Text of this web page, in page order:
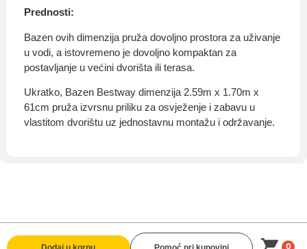
Prednosti:
Bazen ovih dimenzija pruža dovoljno prostora za uživanje
u vodi, a istovremeno je dovoljno kompaktan za
postavljanje u većini dvorišta ili terasa.
Ukratko, Bazen Bestway dimenzija 2.59m x 1.70m x
61cm pruža izvrsnu priliku za osvježenje i zabavu u
vlastitom dvorištu uz jednostavnu montažu i održavanje.
0